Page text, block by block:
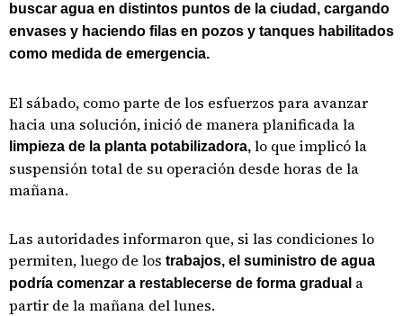
buscar agua en distintos puntos de la ciudad, cargando
envases y haciendo filas en pozos y tanques habilitados
como medida de emergencia.
El sábado, como parte de los esfuerzos para avanzar
hacia una solución, inició de manera planificada la
limpieza de la planta potabilizadora, lo que implicó la
suspensión total de su operación desde horas de la
mañana.
Las autoridades informaron que, si las condiciones lo
permiten, luego de los trabajos, el suministro de agua
podría comenzar a restablecerse de forma gradual a
partir de la mañana del lunes.